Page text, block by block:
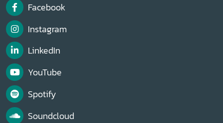
Facebook
Instagram
LinkedIn
YouTube
Spotify
Soundcloud